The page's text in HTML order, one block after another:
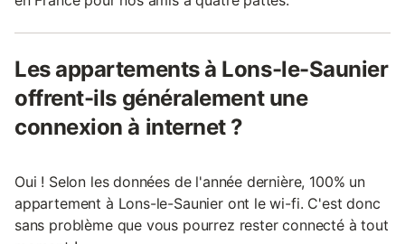
Les appartements à Lons-le-Saunier
offrent-ils généralement une
connexion à internet ?
Oui ! Selon les données de l'année dernière, 100% un
appartement à Lons-le-Saunier ont le wi-fi. C'est donc
sans problème que vous pourrez rester connecté à tout